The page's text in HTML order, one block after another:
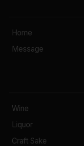
Home
Message
Wine
Liquor
Craft Sake